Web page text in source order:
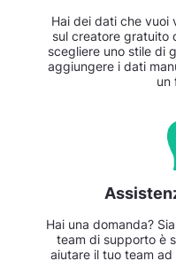
Hai dei dati che vuoi
sul creatore gratuito
scegliere uno stile di
aggiungere i dati
un
Hai una domanda?
team di supporto è
aiutare il tuo team